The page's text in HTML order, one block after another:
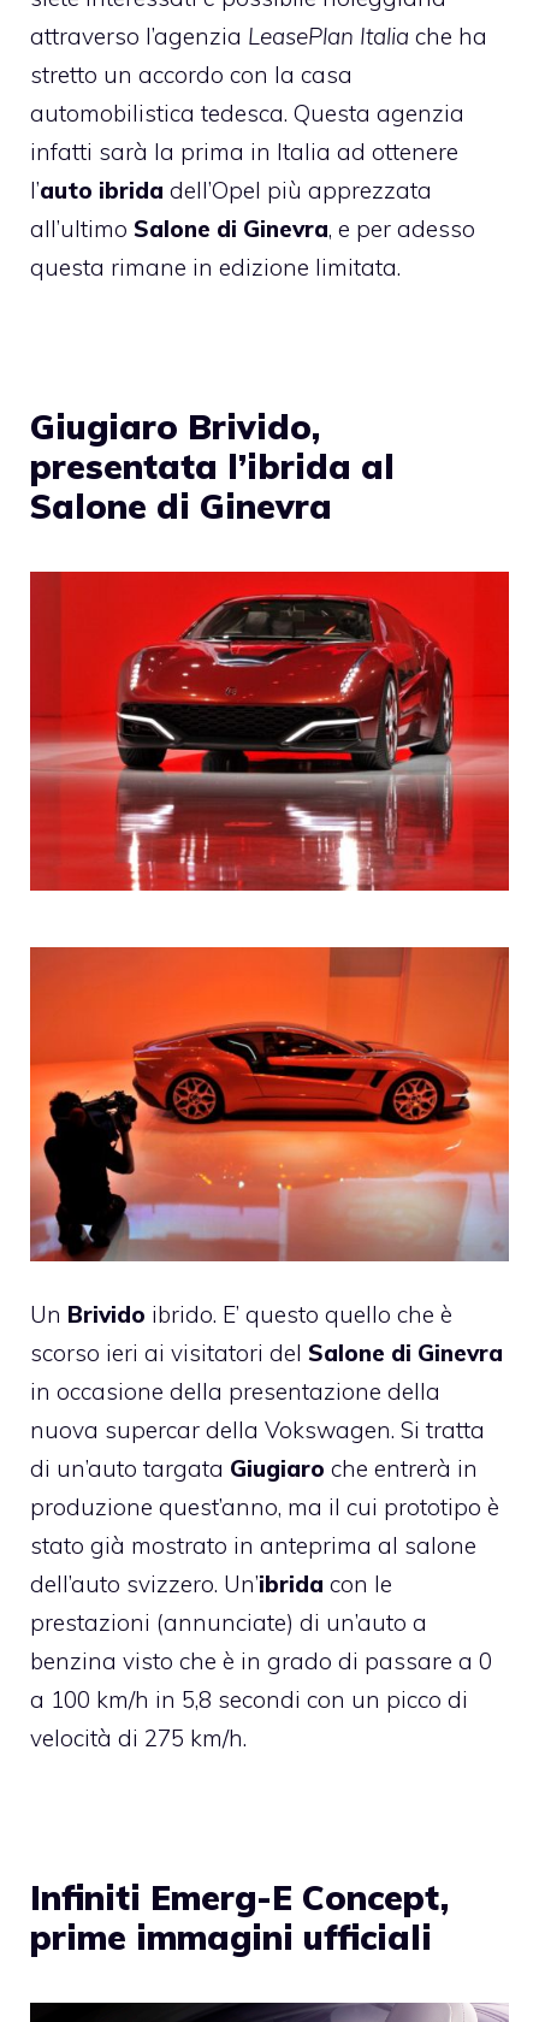
attraverso l’agenzia LeasePlan Italia che ha
stretto un accordo con la casa
automobilistica tedesca. Questa agenzia
infatti sarà la prima in Italia ad ottenere
l’auto ibrida dell’Opel più apprezzata
all’ultimo Salone di Ginevra, e per adesso
questa rimane in edizione limitata.
Giugiaro Brivido,
presentata l’ibrida al
Salone di Ginevra
Un Brivido ibrido. E’ questo quello che è
scorso ieri ai visitatori del Salone di Ginevra
in occasione della presentazione della
nuova supercar della Vokswagen. Si tratta
di un’auto targata Giugiaro che entrerà in
produzione quest’anno, ma il cui prototipo è
stato già mostrato in anteprima al salone
dell’auto svizzero. Un’ibrida con le
prestazioni (annunciate) di un’auto a
benzina visto che è in grado di passare a 0
a 100 km/h in 5,8 secondi con un picco di
velocità di 275 km/h.
Infiniti Emerg-E Concept,
prime immagini ufficiali